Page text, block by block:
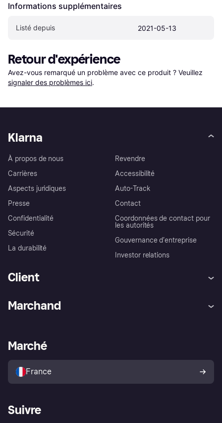
Informations supplémentaires
Listé depuis 2021-05-13
Retour d'expérience
Avez-vous remarqué un problème avec ce produit ? Veuillez
signaler des problèmes ici.
Klarna
À propos de nous
Carrières
Aspects juridiques
Presse
Confidentialité
Sécurité
La durabilité
Revendre
Accessibilité
Auto-Track
Contact
Coordonnées de contact pour
les autorités
Gouvernance d’entreprise
Investor relations
Client
Explorez les magasins
Politique de protection de
l’acheteur Klarna
Marchand
Portail Marchand
Marché
France
Suivre